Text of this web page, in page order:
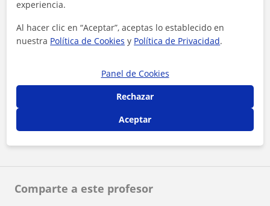
Comparte a este profesor
Contactar ahora
experiencia.
Al hacer clic en “Aceptar”, aceptas lo establecido en
nuestra Política de Cookies y Política de Privacidad.
Panel de Cookies
Rechazar
Aceptar